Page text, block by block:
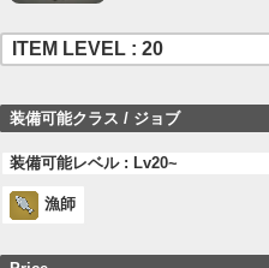
ITEM LEVEL : 20
装備可能クラス / ジョブ
装備可能レベル : Lv20~
漁師